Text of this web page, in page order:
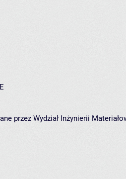
przez Wydział Inżynierii